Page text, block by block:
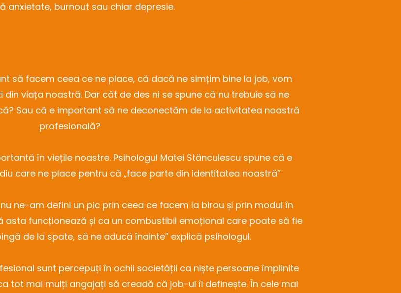
anxietate, burnout sau chiar depresie.
să facem ceea ce ne place, că dacă ne simțim bine la job, vom
viața noastră. Dar cât de des ni se spune că nu trebuie să ne
Sau că e important să ne deconectăm de la activitatea noastră
profesională?
în viețile noastre. Psihologul Matei Stănculescu spune că e
care ne place pentru că „face parte din identitatea noastră”
ne-am defini un pic prin ceea ce facem la birou și prin modul în
asta funcționează și ca un combustibil emoțional care poate să fie
de la spate, să ne aducă înainte” explică psihologul.
sunt percepuți în ochii societății ca niște persoane împlinite
tot mai mulți angajați să creadă că job-ul îi definește. În cele mai